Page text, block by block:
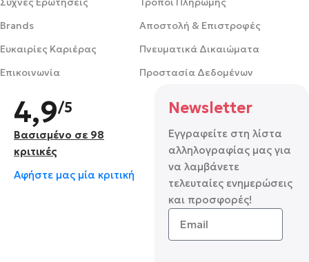
Brands
Ευκαιρίες Καριέρας
Επικοινωνία
Αποστολή & Επιστροφές
Πνευματικά Δικαιώματα
Προστασία Δεδομένων
4,9/5
Βασισμένο σε 98
κριτικές
Αφήστε μας μία κριτική
Newsletter
Εγγραφείτε στη λίστα
αλληλογραφίας μας για
να λαμβάνετε
τελευταίες ενημερώσεις
και προσφορές!